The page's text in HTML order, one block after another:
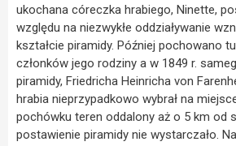
ukochana córeczka hrabiego, Ninette,
względu na niezwykłe oddziaływanie
kształcie piramidy. Później pochowano
członków jego rodziny a w 1849 r.
piramidy, Friedricha Heinricha von
hrabia nieprzypadkowo wybrał na
pochówku teren oddalony aż o 5 km od
postawienie piramidy nie wystarczało.